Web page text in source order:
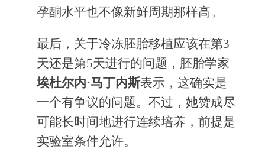
孕酮水平也不像新鲜周期那样高。
最后，关于冷冻胚胎移植应该在第3
天还是第5天进行的问题，胚胎学家
埃杜尔内·马丁内斯表示，这确实是
一个有争议的问题。不过，她赞成尽
可能长时间地进行连续培养，前提是
实验室条件允许。